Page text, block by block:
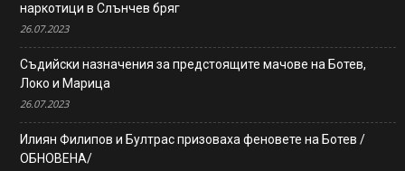
наркотици в Слънчев бряг
26.07.2023
Съдийски назначения за предстоящите мачове на Ботев,
Локо и Марица
26.07.2023
Илиян Филипов и Бултрас призоваха феновете на Ботев /
ОБНОВЕНА/